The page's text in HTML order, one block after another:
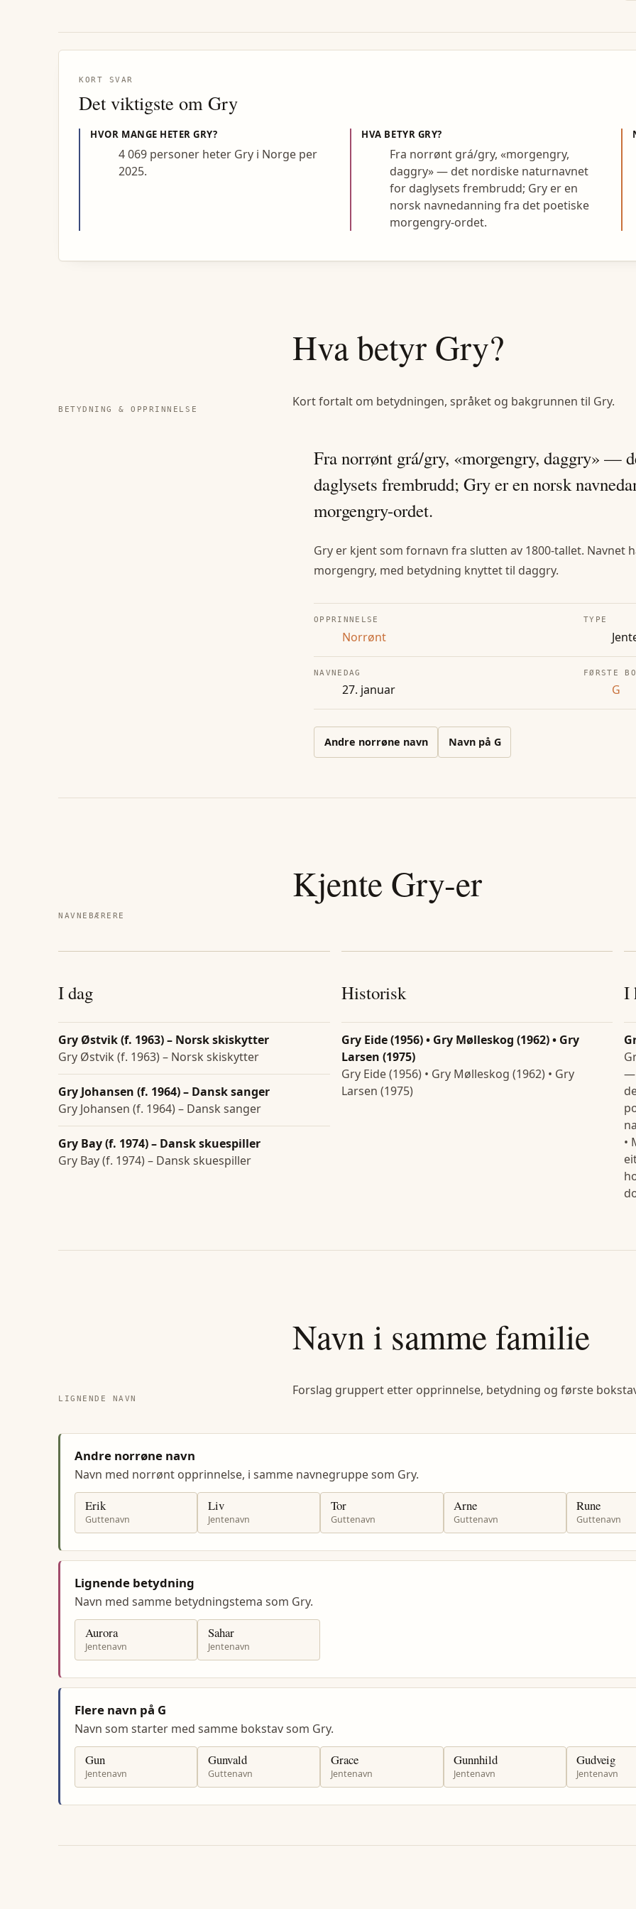
KORT SVAR
Det viktigste om Gry
HVOR MANGE HETERGRY?
4 069 personer heter Gry i Norge per
2025.
HVA BETYR GRY?
Fra norrønt grá/gry, «morgengry,
daggry» — det nordiske naturnavnet
for daglysets frembrudd; Gry er en
norsk navnedanning fra det poetiske
morgengry-ordet.
BETYDNING & OPPRINNELSE
Hva betyr Gry?
Kort fortalt om betydningen, språket og bakgrunnen til Gry.
Fra norrønt grá/gry, «morgengry, daggry» —
daglysets frembrudd; Gry er en norsk
morgengry-ordet.
Gry er kjent som fornavn fra slutten av 1800-tallet. Navnet
morgengry, med betydning knyttet til daggry.
OPPRINNELSE
Norrønt
TYPE
NAVNEDAG
27. januar
FØRSTE
G
Andre norrøne navn Navn på G
NAVNEBÆRERE
Kjente Gry-er
I dag
Gry Østvik (f. 1963) – Norsk skiskytter
Gry Østvik (f. 1963) – Norsk skiskytter
Gry Johansen (f. 1964) – Dansk sanger
Gry Johansen (f. 1964) – Dansk sanger
Gry Bay (f. 1974) – Dansk skuespiller
Gry Bay (f. 1974) – Dansk skuespiller
Historisk
Gry Eide (1956) • Gry Mølleskog (1962) • Gry
Larsen (1975)
Gry Eide (1956) • Gry Mølleskog (1962) • Gry
Larsen (1975)
I
—
•
LIGNENDE NAVN
Navn i samme familie
Forslag gruppert etter opprinnelse, betydning og første
Andre norrøne navn
Navn med norrønt opprinnelse, i samme navnegruppe som Gry.
Erik
Guttenavn
Liv
Jentenavn
Tor
Guttenavn
Arne
Guttenavn
Rune
Guttenavn
Lignende betydning
Navn med samme betydningstema som Gry.
Aurora
Jentenavn
Sahar
Jentenavn
Flere navn på G
Navn som starter med samme bokstav som Gry.
Gun
Jentenavn
Gunvald
Guttenavn
Grace
Jentenavn
Gunnhild
Jentenavn
Gudveig
Jentenavn